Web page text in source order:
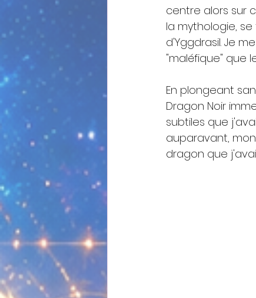
centre alors sur
la mythologie,
d'Yggdrasil. Je
"maléfique" que
En plongeant
Dragon Noir
subtiles que
auparavant,
dragon que